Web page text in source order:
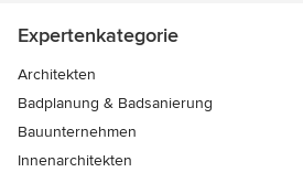
Expertenkategorie
Architekten
Badplanung & Badsanierung
Bauunternehmen
Innenarchitekten